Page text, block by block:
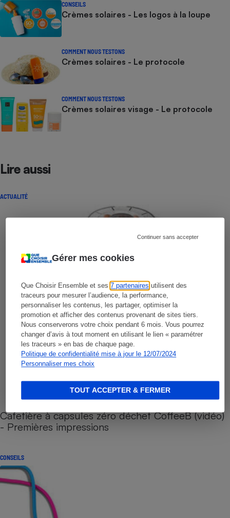
Gérer mes cookies
Que Choisir Ensemble et ses7 partenaires utilisent des
traceurs pour mesurer l’audience, la performance,
personnaliser les contenus, les partager, optimiser la
promotion et afficher des contenus provenant de sites tiers.
Nous conserverons votre choix pendant 6 mois. Vous pourrez
changer d’avis à tout moment en utilisant le lien « paramétrer
les traceurs » en bas de chaque page.
Politique de confidentialité mise à jour le 12/07/2024
Personnaliser mes choix
Continuer sans accepter
TOUT ACCEPTER & FERMER
CONSEILS
Crèmes solaires - Les logos à la loupe
COMMENT NOUS TESTONS
Crèmes solaires - Le protocole
COMMENT NOUS TESTONS
Crèmes solaires visage - Le protocole
Lire aussi
ACTUALITÉ
Cafetière à capsules zéro déchet CoffeeB (vidéo)
- Premières impressions
CONSEILS